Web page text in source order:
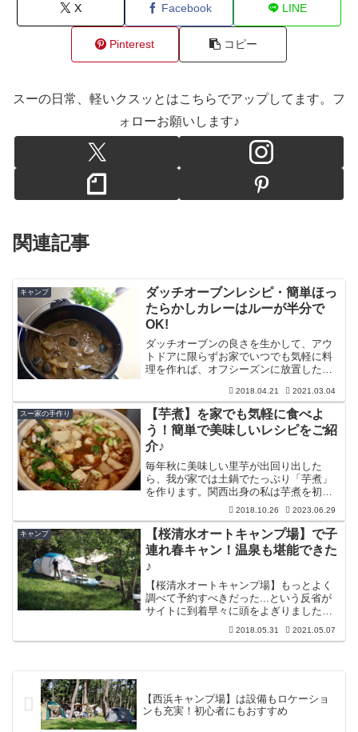
X Facebook LINE
Pinterest コピー
スーの日常、軽いクスッとはこちらでアップしてます。フ
ォローお願いします♪
関連記事
キャンプ
ダッチオーブンレシピ・簡単ほっ
たらかしカレーはルーが半分で
OK!
ダッチオーブンの良さを生かして、アウ
トドアに限らずお家でいつでも気軽に料
理を作れば、オフシーズンに放置したダ
ません。ルーを半分しか使わなくてもこ
れまで食べていたカレーとは違った深い
味に仕上がると思います。
2018.04.21 2021.03.04
スー家の手作り
【芋煮】を家でも気軽に食べよ
う！簡単で美味しいレシピをご紹
介♪
毎年秋に美味しい里芋が出回り出した
ら、我が家では土鍋でたっぷり「芋煮」
を作ります。関西出身の私は芋煮を初め
て食べてからすぐに作りたくなりまし
にできる美味しい芋煮レシピをご紹介し
たいと思います。
2018.10.26 2023.06.29
キャンプ
【桜清水オートキャンプ場】で子
連れ春キャン！温泉も堪能できた
♪
【桜清水オートキャンプ場】もっとよく
調べて予約すべきだった...という反省が
サイトに到着早々に頭をよぎりました。
さてどんなキャンプ場だったのか、これ
から長野でキャンプ場を探して行く予定
2018.05.31 2021.05.07
【西浜キャンプ場】は設備もロケーショ
ンも充実！初心者にもおすすめ